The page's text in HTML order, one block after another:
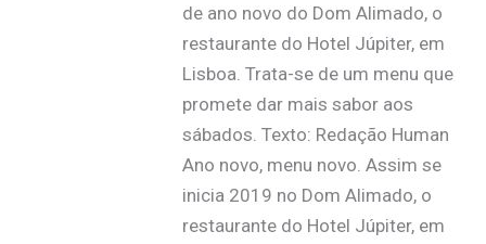
de ano novo do Dom Alimado, o
restaurante do Hotel Júpiter, em
Lisboa. Trata-se de um menu que
promete dar mais sabor aos
sábados. Texto: Redação Human
Ano novo, menu novo. Assim se
inicia 2019 no Dom Alimado, o
restaurante do Hotel Júpiter, em